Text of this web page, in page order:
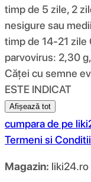
timp de 5 zile, 2
nesigure sau
timp de 14-21 zile
parvovirus: 2,30
Căței cu semne
ESTE INDICAT
Afișează tot
cumpara de pe
Termeni si Conditii
Magazin: liki24.ro